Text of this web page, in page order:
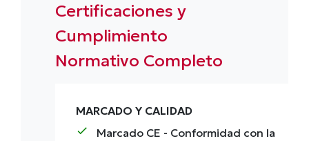
Certificaciones y
Cumplimiento
Normativo Completo
MARCADO Y CALIDAD
check Marcado CE - Conformidad con la